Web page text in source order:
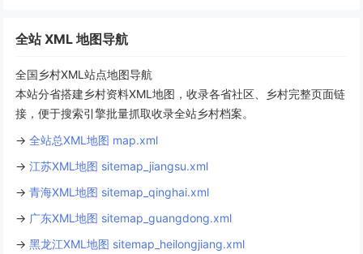
全站 XML 地图导航
全国乡村XML站点地图导航
本站分省搭建乡村资料XML地图，收录各省社区、乡村完整页面链
接，便于搜索引擎批量抓取收录全站乡村档案。
→全站总XML地图 map.xml
→江苏XML地图 sitemap_jiangsu.xml
→青海XML地图 sitemap_qinghai.xml
→ 广东XML地图 sitemap_guangdong.xml
→黑龙江XML地图 sitemap_heilongjiang.xml